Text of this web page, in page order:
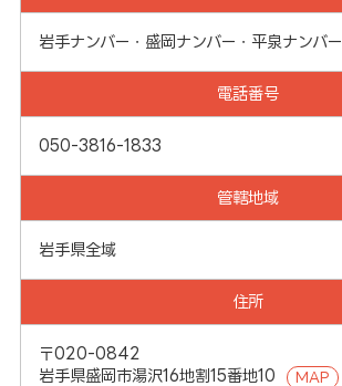
岩手ナンバー・盛岡ナンバー・平泉ナンバー
電話番号
050-3816-1833
管轄地域
岩手県全域
住所
〒020-0842
岩手県盛岡市湯沢16地割15番地10
MAP